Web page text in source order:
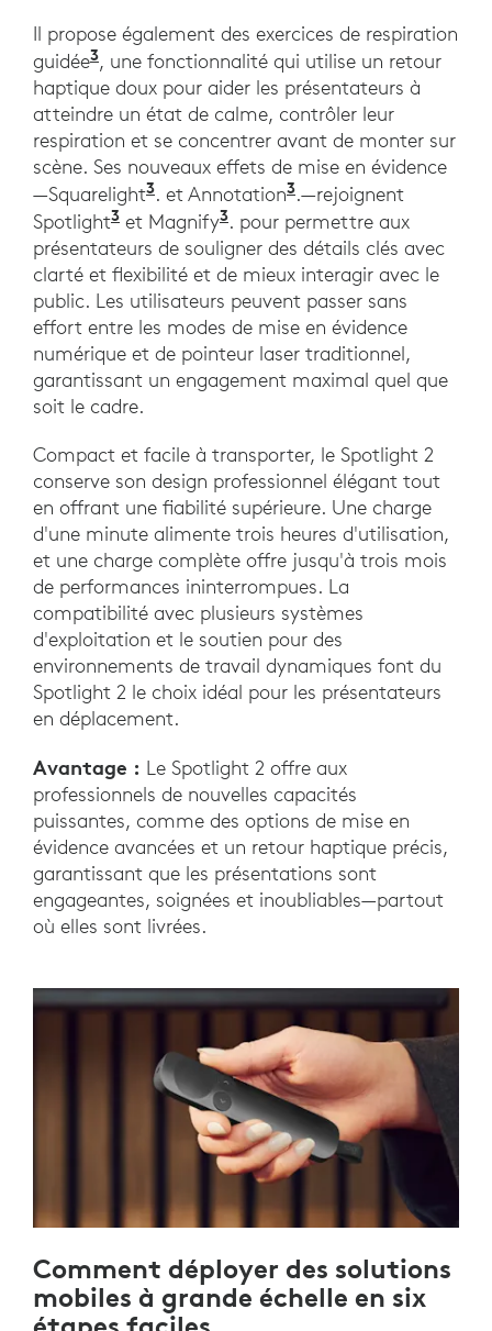
Il propose également des exercices de respiration
guidée3, une fonctionnalité qui utilise un retour
haptique doux pour aider les présentateurs à
atteindre un état de calme, contrôler leur
respiration et se concentrer avant de monter sur
scène. Ses nouveaux effets de mise en évidence
—Squarelight3. et Annotation3.—rejoignent
Spotlight3 et Magnify3. pour permettre aux
présentateurs de souligner des détails clés avec
clarté et flexibilité et de mieux interagir avec le
public. Les utilisateurs peuvent passer sans
effort entre les modes de mise en évidence
numérique et de pointeur laser traditionnel,
garantissant un engagement maximal quel que
soit le cadre.
Compact et facile à transporter, le Spotlight 2
conserve son design professionnel élégant tout
en offrant une fiabilité supérieure. Une charge
d'une minute alimente trois heures d'utilisation,
et une charge complète offre jusqu'à trois mois
de performances ininterrompues. La
compatibilité avec plusieurs systèmes
d'exploitation et le soutien pour des
environnements de travail dynamiques font du
Spotlight 2 le choix idéal pour les présentateurs
en déplacement.
Avantage : Le Spotlight 2 offre aux
professionnels de nouvelles capacités
puissantes, comme des options de mise en
évidence avancées et un retour haptique précis,
garantissant que les présentations sont
engageantes, soignées et inoubliables—partout
où elles sont livrées.
Comment déployer des solutions
mobiles à grande échelle en six